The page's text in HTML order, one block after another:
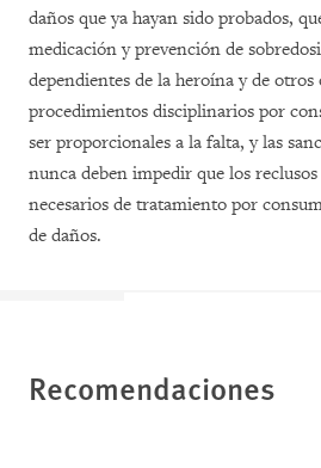
daños que ya hayan sido probados,
medicación y prevención de
dependientes de la heroína y de otros
procedimientos disciplinarios por
ser proporcionales a la falta, y las
nunca deben impedir que los
necesarios de tratamiento por
de daños.
Recomendaciones